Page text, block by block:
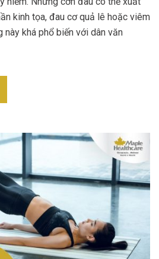
kinh tọa, đau cơ quả lê hoặc viêm
này khá phổ biến với dân văn